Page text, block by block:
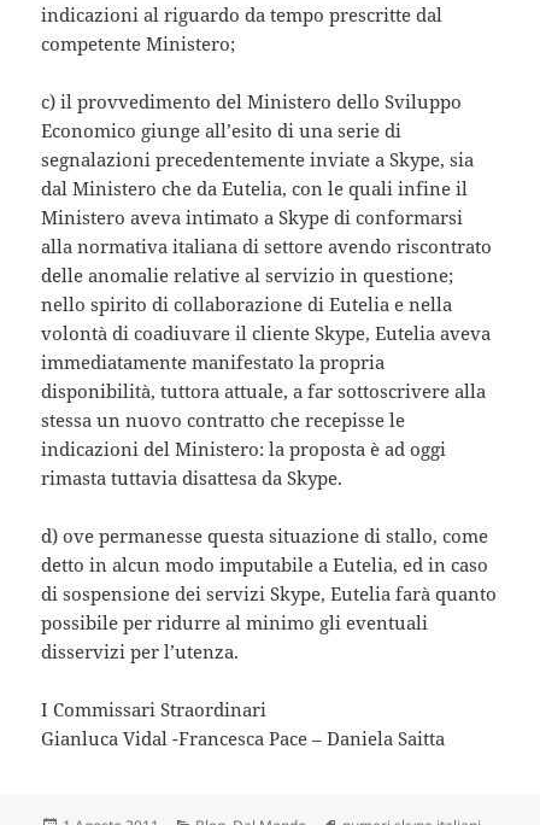
indicazioni al riguardo da tempo prescritte dal
competente Ministero;
c) il provvedimento del Ministero dello Sviluppo
Economico giunge all’esito di una serie di
segnalazioni precedentemente inviate a Skype, sia
dal Ministero che da Eutelia, con le quali infine il
Ministero aveva intimato a Skype di conformarsi
alla normativa italiana di settore avendo riscontrato
delle anomalie relative al servizio in questione;
nello spirito di collaborazione di Eutelia e nella
volontà di coadiuvare il cliente Skype, Eutelia aveva
immediatamente manifestato la propria
disponibilità, tuttora attuale, a far sottoscrivere alla
stessa un nuovo contratto che recepisse le
indicazioni del Ministero: la proposta è ad oggi
rimasta tuttavia disattesa da Skype.
d) ove permanesse questa situazione di stallo, come
detto in alcun modo imputabile a Eutelia, ed in caso
di sospensione dei servizi Skype, Eutelia farà quanto
possibile per ridurre al minimo gli eventuali
disservizi per l’utenza.
I Commissari Straordinari
Gianluca Vidal -Francesca Pace – Daniela Saitta